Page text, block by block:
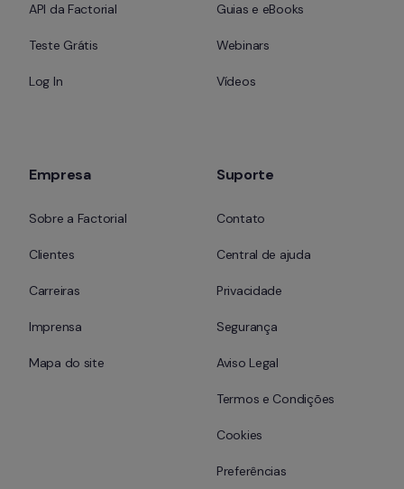
API da Factorial
Teste Grátis
Log In
Guias e eBooks
Webinars
Vídeos
Empresa
Sobre a Factorial
Clientes
Carreiras
Imprensa
Mapa do site
Suporte
Contato
Central de ajuda
Privacidade
Segurança
Aviso Legal
Termos e Condições
Cookies
Preferências